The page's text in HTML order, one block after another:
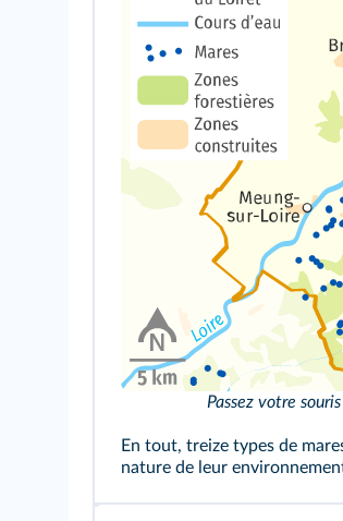
Passez votre
En tout, treize types de
nature de leur